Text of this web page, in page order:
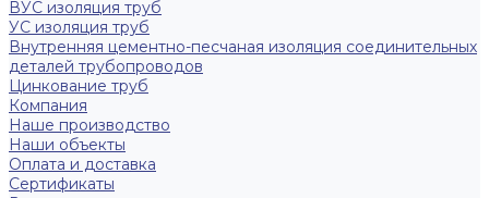
ВУС изоляция труб
УС изоляция труб
Внутренняя цементно-песчаная изоляция соединительных
деталей трубопроводов
Цинкование труб
Компания
Наше производство
Наши объекты
Оплата и доставка
Сертификаты